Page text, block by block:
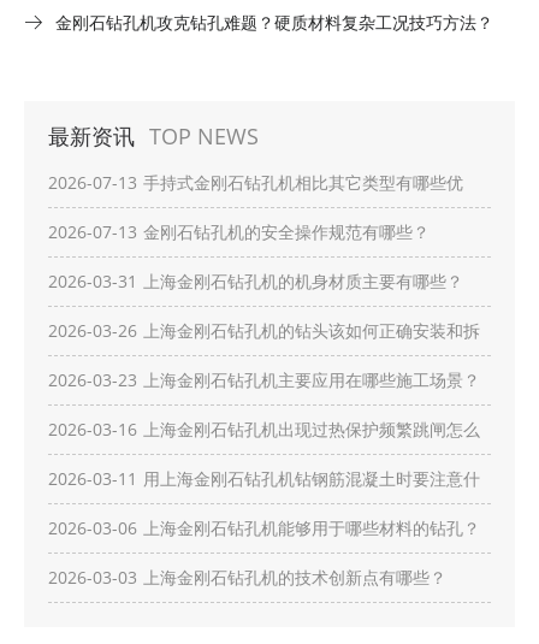
金刚石钻孔机攻克钻孔难题？硬质材料复杂工况技巧方法？
最新资讯 TOP NEWS
2026-07-13 手持式金刚石钻孔机相比其它类型有哪些优
势？
2026-07-13 金刚石钻孔机的安全操作规范有哪些？
2026-03-31 上海金刚石钻孔机的机身材质主要有哪些？
2026-03-26 上海金刚石钻孔机的钻头该如何正确安装和拆
卸？
2026-03-23 上海金刚石钻孔机主要应用在哪些施工场景？
2026-03-16 上海金刚石钻孔机出现过热保护频繁跳闸怎么
办？
2026-03-11 用上海金刚石钻孔机钻钢筋混凝土时要注意什
么？
2026-03-06 上海金刚石钻孔机能够用于哪些材料的钻孔？
2026-03-03 上海金刚石钻孔机的技术创新点有哪些？